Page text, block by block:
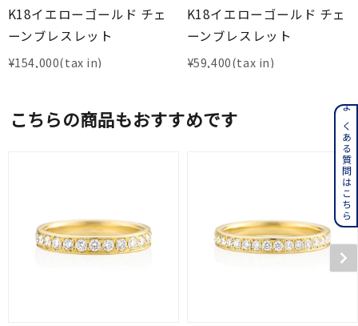
K18イエローゴールド チェ
ーンブレスレット
¥154,000
K18イエローゴールド チェ
ーンブレスレット
¥59,400
こちらの商品もおすすめです よくある質問はこちら